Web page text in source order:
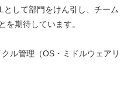
して部門をけん引し、チーム
を期待しています。
ル管理（OS・ミドルウェアリ